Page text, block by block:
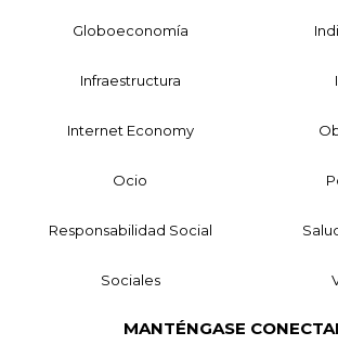
Globoeconomía
Infraestructura
Internet Economy
Ocio
Responsabilidad Social
Sociales
MANTÉNGASE